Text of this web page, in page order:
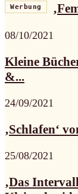
Werbung
08/10/2021
Kleine
&...
24/09/2021
‚Schlafen‘
25/08/2021
‚Das